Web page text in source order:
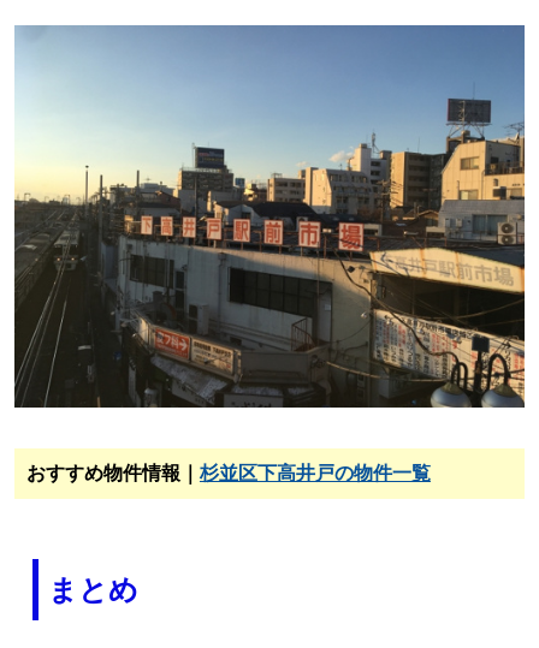
おすすめ物件情報｜ 杉並区下高井戸の物件一覧
まとめ